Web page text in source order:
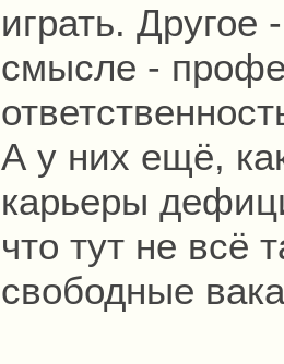
играть.
смысле -
А у них ещё,
карьеры
что тут не всё
свободные